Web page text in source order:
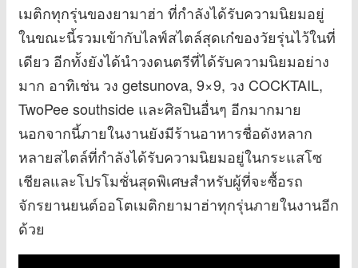
เมติกทุกรุ่นของยามาฮ่า ที่กำลังได้รับความนิยมอยู่
ในขณะนี้รวมเข้ากับไลฟ์สไตล์สุดเก๋ของวัยรุ่นไว้ในที่
เดียว อีกทั้งยังได้นำวงดนตรีที่ได้รับความนิยมอย่าง
มาก อาทิเช่น วง getsunova, 9×9, วง COCKTAIL,
TwoPee southside และศิลปินอื่นๆ อีกมากมาย
นอกจากนี้ภายในงานยังมีร้านอาหารชื่อดังหลาก
หลายสไตล์ที่กำลังได้รับความนิยมอยู่ในกระแสโซ
เชียลและโปรโมชั่นสุดพิเศษสำหรับผู้ที่จะซื้อรถ
จักรยานยนต์ออโตเมติกยามาฮ่าทุกรุ่นภายในงานอีก
ด้วย